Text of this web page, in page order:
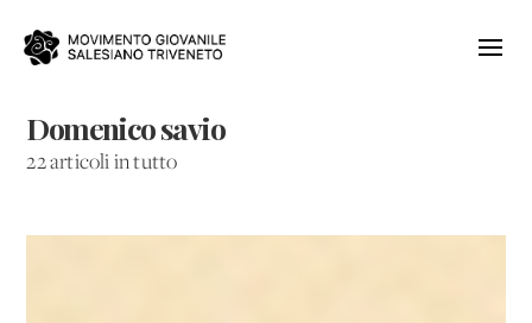
Domenico savio
22 articoli in tutto